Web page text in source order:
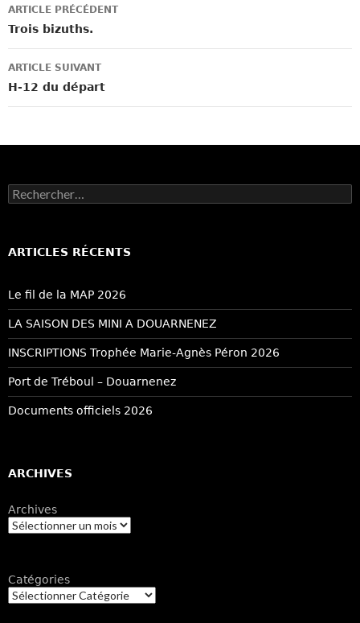
des
articles
ARTICLE PRÉCÉDENT
Trois bizuths.
ARTICLE SUIVANT
H-12 du départ
Rechercher :
ARTICLES RÉCENTS
Le fil de la MAP 2026
LA SAISON DES MINI A DOUARNENEZ
INSCRIPTIONS Trophée Marie-Agnès Péron 2026
Port de Tréboul – Douarnenez
Documents officiels 2026
ARCHIVES
Archives
Catégories